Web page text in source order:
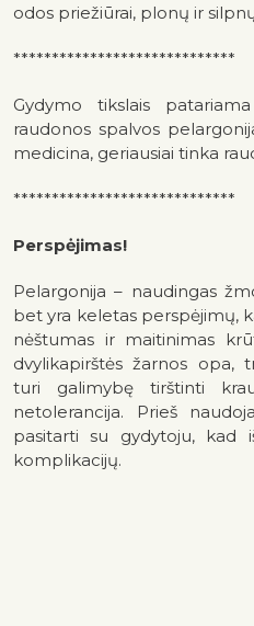
odos priežiūrai, plonų ir
*****************************
Gydymo tikslais
raudonos spalvos
medicina, geriausiai tinka
*****************************
Perspėjimas!
Pelargonija – naudingas
bet yra keletas perspėjimų,
nėštumas ir maitinimas
dvylikapirštės žarnos opa,
turi galimybę tirštinti
netolerancija. Prieš
pasitarti su gydytoju, kad
komplikacijų.